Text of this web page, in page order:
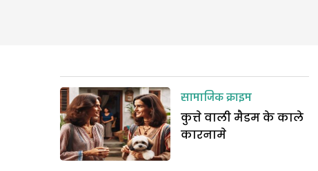
सामाजिक क्राइम
कुत्ते वाली मैडम के काले
कारनामे